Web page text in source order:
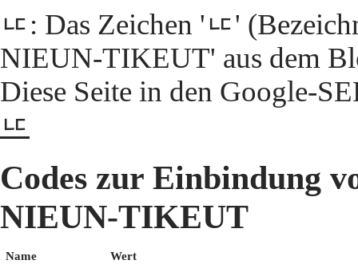
ᇆ: Das Zeichen 'ᇆ'
NIEUN-TIKEUT' aus dem
Diese Seite in den Google-
ᇆ
Codes zur Einbindung
NIEUN-TIKEUT
Name
Wert